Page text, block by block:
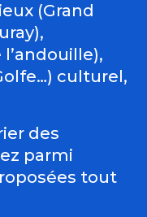
(Grand
culturel,
des
parmi
tout